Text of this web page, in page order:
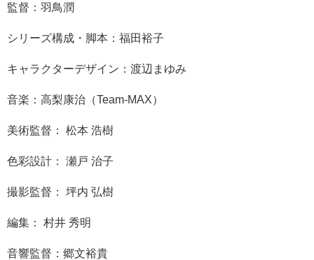
監督：羽鳥潤
シリーズ構成・脚本：福田裕子
キャラクターデザイン：渡辺まゆみ
音楽：高梨康治（Team-MAX）
美術監督： 松本 浩樹
色彩設計： 瀬戸 治子
撮影監督： 坪内 弘樹
編集： 村井 秀明
音響監督：郷文裕貴